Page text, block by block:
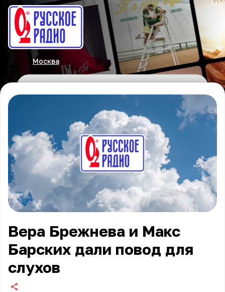
Москва
Вера Брежнева и Макс
Барских дали повод для
слухов